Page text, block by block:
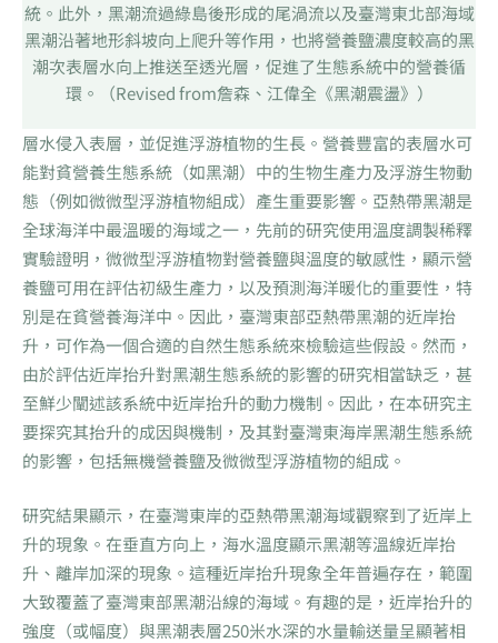
統。此外，黑潮流過綠島後形成的尾渦流以及臺灣東北部海域
黑潮沿著地形斜坡向上爬升等作用，也將營養鹽濃度較高的黑
潮次表層水向上推送至透光層，促進了生態系統中的營養循
環。（Revised from詹森、江偉全《黑潮震盪》）
層水侵入表層，並促進浮游植物的生長。營養豐富的表層水可
能對貧營養生態系統（如黑潮）中的生物生產力及浮游生物動
態（例如微微型浮游植物組成）產生重要影響。亞熱帶黑潮是
全球海洋中最溫暖的海域之一，先前的研究使用溫度調製稀釋
實驗證明，微微型浮游植物對營養鹽與溫度的敏感性，顯示營
養鹽可用在評估初級生產力，以及預測海洋暖化的重要性，特
別是在貧營養海洋中。因此，臺灣東部亞熱帶黑潮的近岸抬
升，可作為一個合適的自然生態系統來檢驗這些假設。然而，
由於評估近岸抬升對黑潮生態系統的影響的研究相當缺乏，甚
至鮮少闡述該系統中近岸抬升的動力機制。因此，在本研究主
要探究其抬升的成因與機制，及其對臺灣東海岸黑潮生態系統
的影響，包括無機營養鹽及微微型浮游植物的組成。
研究結果顯示，在臺灣東岸的亞熱帶黑潮海域觀察到了近岸上
升的現象。在垂直方向上，海水溫度顯示黑潮等溫線近岸抬
升、離岸加深的現象。這種近岸抬升現象全年普遍存在，範圍
大致覆蓋了臺灣東部黑潮沿線的海域。有趣的是，近岸抬升的
強度（或幅度）與黑潮表層250米水深的水量輸送量呈顯著相